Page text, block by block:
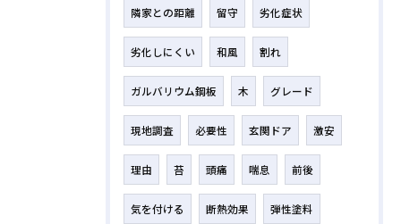
隣家との距離 留守 劣化症状
劣化しにくい 和風 割れ
ガルバリウム鋼板 木 グレード
現地調査 必要性 玄関ドア 激安
理由 苔 頭痛 喘息 前後
気を付ける 断熱効果 弾性塗料